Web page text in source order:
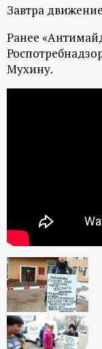
Завтра
Ранее
Мухину.